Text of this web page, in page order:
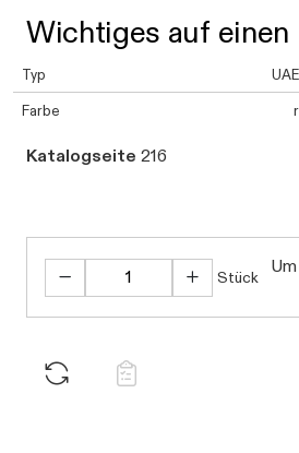
Wichtiges auf einen
Typ
Farbe
Katalogseite 216
Stück